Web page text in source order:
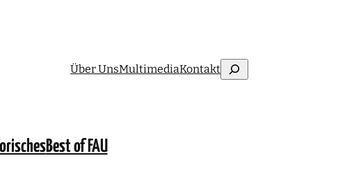
Über UnsMultimediaKontaktSuchen
Best of FAU